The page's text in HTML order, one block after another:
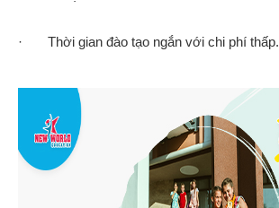
· Thời gian đào tạo ngắn với chi phí thấp.